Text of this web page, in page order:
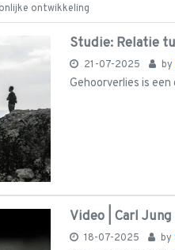
ontwikkeling
Studie: Relatie
21-07-2025 by
Gehoorverlies is
Video | Carl
18-07-2025 by